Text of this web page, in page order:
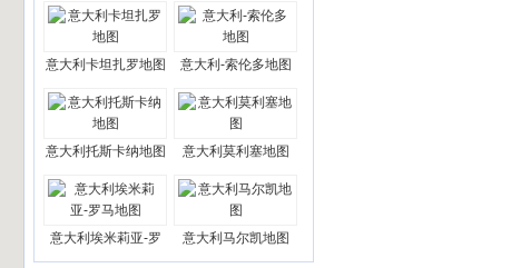
意大利卡坦扎罗地图 意大利-索伦多地图
意大利托斯卡纳地图 意大利莫利塞地图
意大利埃米莉亚-罗 意大利马尔凯地图